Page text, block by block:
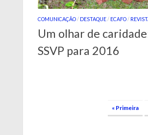
COMUNICAÇÃO/ DESTAQUE/ ECAFO/
Um olhar de
SSVP para 2016
« Primeira